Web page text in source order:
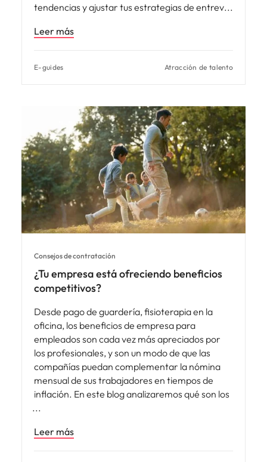
tendencias y ajustar tus estrategias de entrev
Leer más
E-guides Atracción de talento
Consejos de contratación
¿Tu empresa está ofreciendo beneficios
competitivos?
Desde pago de guardería, fisioterapia en la
oficina, los beneficios de empresa para
empleados son cada vez más apreciados por
los profesionales, y son un modo de que las
compañías puedan complementar la nómina
mensual de sus trabajadores en tiempos de
inflación. En este blog analizaremos qué son los
Leer más